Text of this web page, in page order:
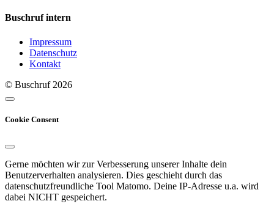
Buschruf intern
Impressum
Datenschutz
Kontakt
© Buschruf 2026
Cookie Consent
Gerne möchten wir zur Verbesserung unserer Inhalte dein
Benutzerverhalten analysieren. Dies geschieht durch das
datenschutzfreundliche Tool Matomo. Deine IP-Adresse u.a. wird
dabei NICHT gespeichert.